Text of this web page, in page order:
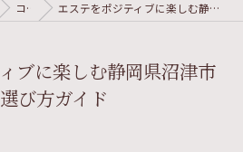
コラム エステをポジティブに楽しむ静岡県沼津市伊豆市の魅力と選び方ガイド
ブに楽しむ静岡県沼津市
び方ガイド